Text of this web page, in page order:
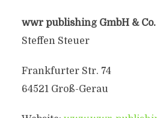
wwr publishing GmbH & Co.
Steffen Steuer
Frankfurter Str. 74
64521 Groß-Gerau